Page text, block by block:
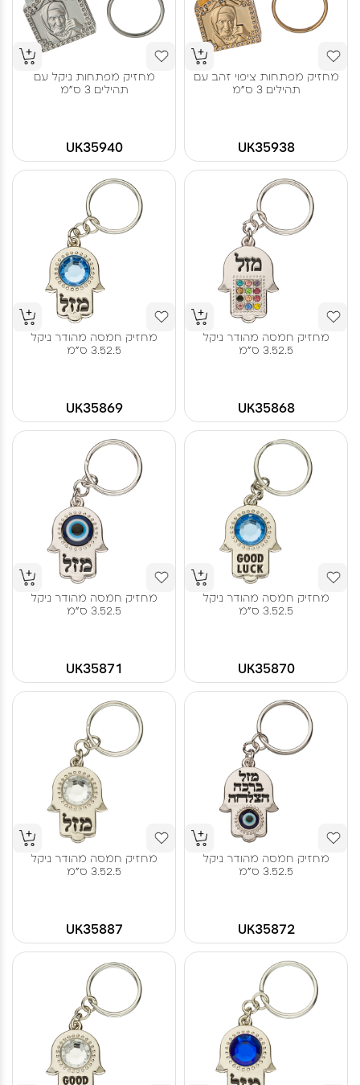
מחזיק מפתחות ציפוי זהב עם
תהילים 3 ס"מ
UK35938
מחזיק מפתחות ניקל עם
תהילים 3 ס"מ
UK35940
מחזיק חמסה מהודר ניקל
3.52.5 ס"מ
UK35868
מחזיק חמסה מהודר ניקל
3.52.5 ס"מ
UK35869
מחזיק חמסה מהודר ניקל
3.52.5 ס"מ
UK35870
מחזיק חמסה מהודר ניקל
3.52.5 ס"מ
UK35871
מחזיק חמסה מהודר ניקל
3.52.5 ס"מ
UK35872
מחזיק חמסה מהודר ניקל
3.52.5 ס"מ
UK35887